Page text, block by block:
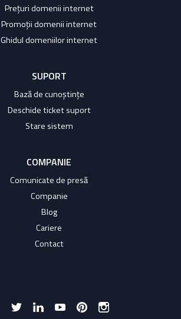
Prețuri domenii internet
Promoții domenii internet
Ghidul domeniilor internet
SUPORT
Bază de cunoștințe
Deschide ticket suport
Stare sistem
COMPANIE
Comunicate de presă
Companie
Blog
Cariere
Contact